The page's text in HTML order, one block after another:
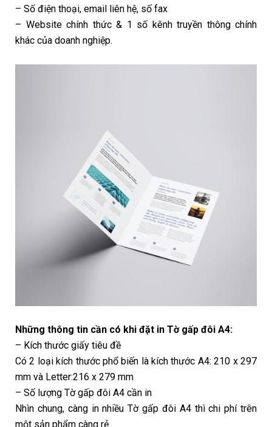
– Số điện thoại, email liên hệ, số fax
– Website chính thức & 1 số kênh truyền thông chính
khác của doanh nghiệp.
Những thông tin cần có khi đặt in Tờ gấp đôi A4:
– Kích thước giấy tiêu đề
Có 2 loại kích thước phổ biến là kích thước A4: 210 x 297
mm và Letter:216 x 279 mm
– Số lượng Tờ gấp đôi A4 cần in
Nhìn chung, càng in nhiều Tờ gấp đôi A4 thì chi phí trên
một sản phẩm càng rẻ.